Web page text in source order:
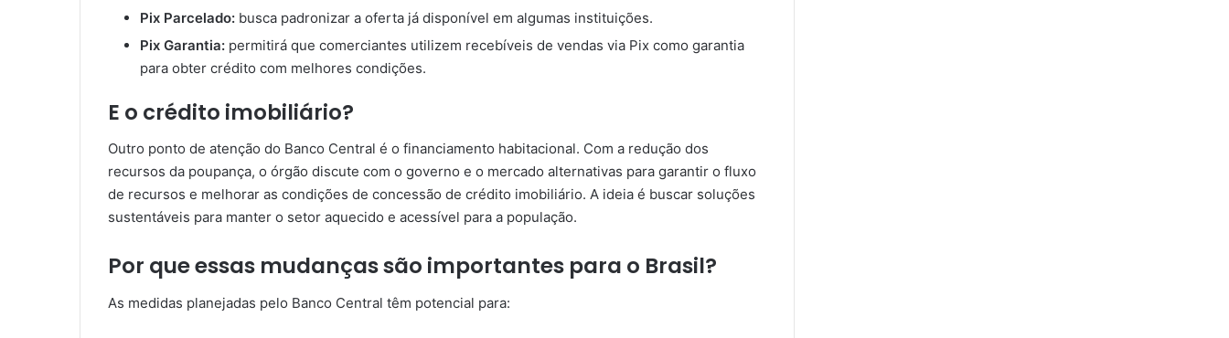
Pix Parcelado: busca padronizar a oferta já disponível em algumas instituições.
Pix Garantia: permitirá que comerciantes utilizem recebíveis de vendas via Pix como garantia
para obter crédito com melhores condições.
E o crédito imobiliário?
Outro ponto de atenção do Banco Central é o financiamento habitacional. Com a redução dos
recursos da poupança, o órgão discute com o governo e o mercado alternativas para garantir o fluxo
de recursos e melhorar as condições de concessão de crédito imobiliário. A ideia é buscar soluções
sustentáveis para manter o setor aquecido e acessível para a população.
Por que essas mudanças são importantes para o Brasil?
As medidas planejadas pelo Banco Central têm potencial para: